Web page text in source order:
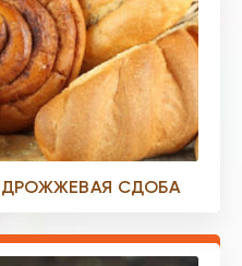
ДРОЖЖЕВАЯ СДОБА